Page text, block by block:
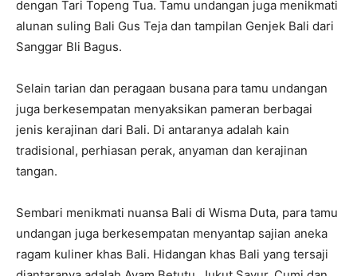
dengan Tari Topeng Tua. Tamu undangan juga menikmati
alunan suling Bali Gus Teja dan tampilan Genjek Bali dari
Sanggar Bli Bagus.
Selain tarian dan peragaan busana para tamu undangan
juga berkesempatan menyaksikan pameran berbagai
jenis kerajinan dari Bali. Di antaranya adalah kain
tradisional, perhiasan perak, anyaman dan kerajinan
tangan.
Sembari menikmati nuansa Bali di Wisma Duta, para tamu
undangan juga berkesempatan menyantap sajian aneka
ragam kuliner khas Bali. Hidangan khas Bali yang tersaji